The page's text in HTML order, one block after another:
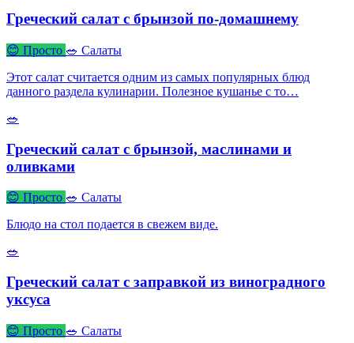
Греческий салат с брынзой по-домашнему
😊 Просто 🥗 Салаты
Этот салат считается одним из самых популярных блюд
данного раздела кулинарии. Полезное кушанье с то…
🥗
Греческий салат с брынзой, маслинами и
оливками
😊 Просто 🥗 Салаты
Блюдо на стол подается в свежем виде.
🥗
Греческий салат с заправкой из виноградного
уксуса
😊 Просто 🥗 Салаты